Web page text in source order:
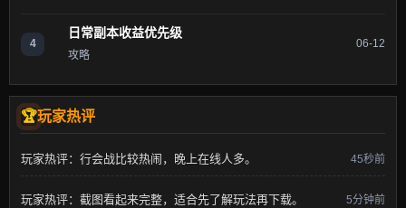
4
日常副本收益优先级
攻略
06-12
玩家热评
玩家热评：行会战比较热闹，晚上在线人多。 45秒前
玩家热评：截图看起来完整，适合先了解玩法再下载。 5分钟前